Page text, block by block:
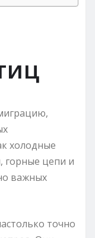
холодные
горные цепи и
важных
точно